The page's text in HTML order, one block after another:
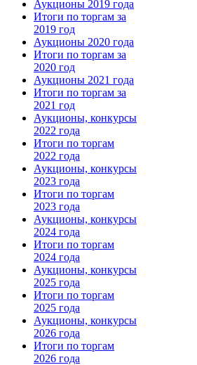
Аукционы 2019 года
Итоги по торгам за
2019 год
Аукционы 2020 года
Итоги по торгам за
2020 год
Аукционы 2021 года
Итоги по торгам за
2021 год
Аукционы, конкурсы
2022 года
Итоги по торгам
2022 года
Аукционы, конкурсы
2023 года
Итоги по торгам
2023 года
Аукционы, конкурсы
2024 года
Итоги по торгам
2024 года
Аукционы, конкурсы
2025 года
Итоги по торгам
2025 года
Аукционы, конкурсы
2026 года
Итоги по торгам
2026 года